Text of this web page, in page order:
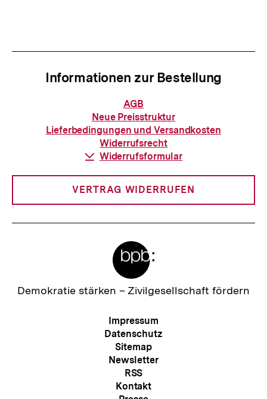
Informationen zur Bestellung
Informationen
zur
Bestellung
AGB
Neue Preisstruktur
Lieferbedingungen und Versandkosten
Widerrufsrecht
Download-
Widerrufsformular
VERTRAG WIDERRUFEN
Zur
Demokratie stärken – Zivilgesellschaft fördern
Meta-
Navigation
Impressum
Datenschutz
Sitemap
Newsletter
RSS
Kontakt